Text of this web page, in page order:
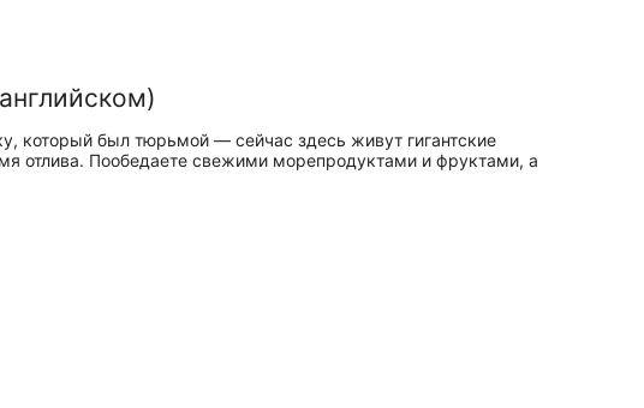
который был тюрьмой — сейчас здесь живут гигантские
отлива. Пообедаете свежими морепродуктами и фруктами, а